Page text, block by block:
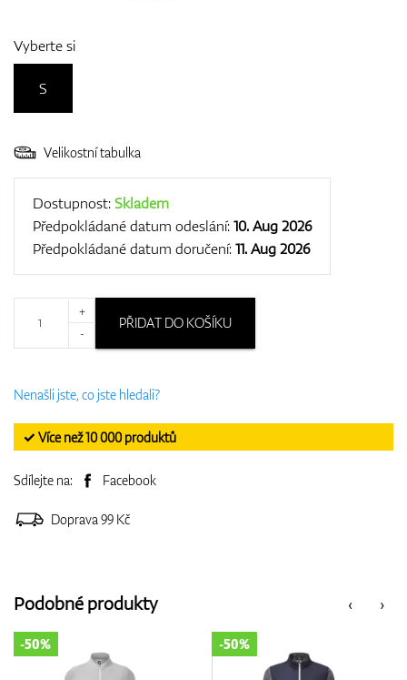
Vyberte si
S
Velikostní tabulka
Dostupnost:Skladem
Předpokládané datum odeslání:10. Aug 2026
Předpokládané datum doručení:11. Aug 2026
+
-
PŘIDAT DO KOŠÍKU
Nenašli jste, co jste hledali?
✓ Více než 10 000 produktů
Sdílejte na: Facebook
Doprava 99 Kč
‹
Podobné produkty ›